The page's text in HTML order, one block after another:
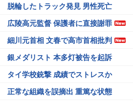
脱輪したトラック発見 男性死亡
広陵高元監督 保護者に直接謝罪
細川元首相 文春で高市首相批判
銀メダリスト 本多灯被告を起訴
タイ学校銃撃 成績でストレスか
正常な組織を誤摘出 重篤な状態